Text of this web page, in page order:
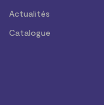
Actualités
Catalogue